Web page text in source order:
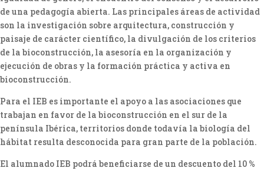
de una pedagogía abierta. Las principales áreas de actividad
son la investigación sobre arquitectura, construcción y
paisaje de carácter científico, la divulgación de los criterios
de la bioconstrucción, la asesoría en la organización y
ejecución de obras y la formación práctica y activa en
bioconstrucción.
Para el IEB es importante el apoyo a las asociaciones que
trabajan en favor de la bioconstrucción en el sur de la
península Ibérica, territorios donde todavía la biología del
hábitat resulta desconocida para gran parte de la población.
El alumnado IEB podrá beneficiarse de un descuento del 10 %